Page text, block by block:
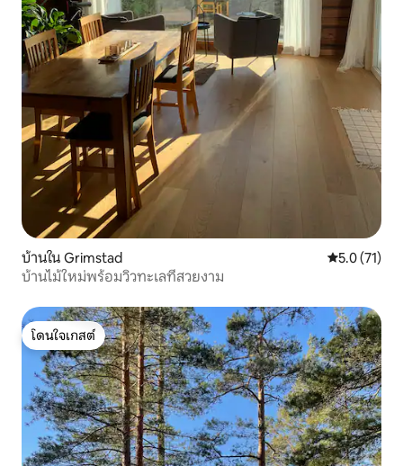
บ้านใน Grimstad คะแนนเฉลี่ย
5.0 (71)
บ้านไม้ใหม่พร้อมวิวทะเลที่สวยงาม
โดนใจเกสต์
โดนใจเกสต์